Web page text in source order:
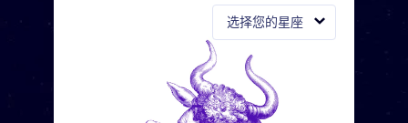
选择您的星座